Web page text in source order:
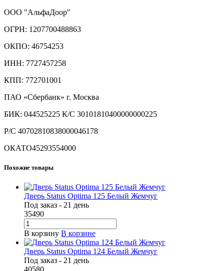
ООО "АльфаДоор"
ОГРН: 1207700488863
ОКПО: 46754253
ИНН: 7727457258
КПП: 772701001
ПАО «Сбербанк» г. Москва
БИК: 044525225 К/С 30101810400000000225
Р/С 40702810838000046178
ОКАТО45293554000
Похожие товары
Дверь Status Optima 125 Белый Жемчуг
Под заказ - 21 день
35490
В корзину В корзине
Дверь Status Optima 124 Белый Жемчуг
Под заказ - 21 день